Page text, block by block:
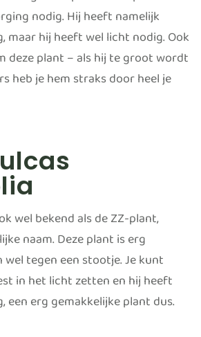
nodig. Hij heeft namelijk
maar hij heeft wel licht nodig. Ook
deze plant – als hij te groot wordt
heb je hem straks door heel je
wel bekend als de ZZ-plant,
naam. Deze plant is erg
tegen een stootje. Je kunt
in het licht zetten en hij heeft
erg gemakkelijke plant dus.